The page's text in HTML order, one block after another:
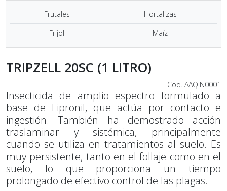
Frutales
Hortalizas
Frijol
Maíz
TRIPZELL 20SC (1 LITRO)
Cod. AAQIN0001
Insecticida de amplio espectro formulado a
base de Fipronil, que actúa por contacto e
ingestión. También ha demostrado acción
traslaminar y sistémica, principalmente
cuando se utiliza en tratamientos al suelo. Es
muy persistente, tanto en el follaje como en el
suelo, lo que proporciona un tiempo
prolongado de efectivo control de las plagas.